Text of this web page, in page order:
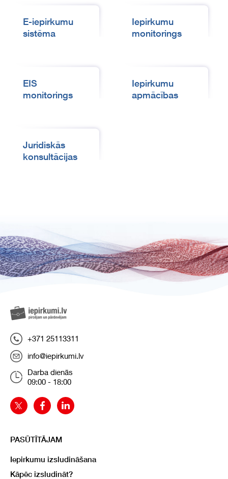
E-iepirkumu
sistēma
Iepirkumu
monitorings
EIS
monitorings
Iepirkumu
apmācības
Juridiskās
konsultācijas
+371 25113311
info@iepirkumi.lv
Darba dienās
09:00 - 18:00
PASŪTĪTĀJAM
Iepirkumu izsludināšana
Kāpēc izsludināt?